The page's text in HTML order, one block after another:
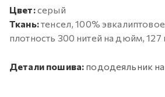
Цвет:серый
Ткань:тенсел, 100%
плотность 300 нитей на дюйм, 127
Детали пошива: пододеяльник